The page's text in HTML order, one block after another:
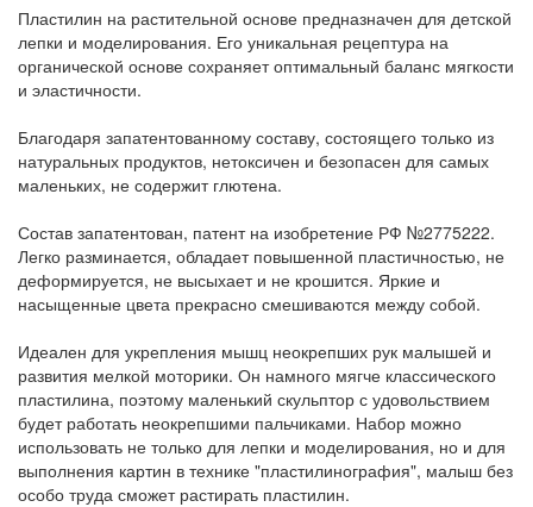
Пластилин на растительной основе предназначен для детской
лепки и моделирования. Его уникальная рецептура на
органической основе сохраняет оптимальный баланс мягкости
и эластичности.
Благодаря запатентованному составу, состоящего только из
натуральных продуктов, нетоксичен и безопасен для самых
маленьких, не содержит глютена.
Состав запатентован, патент на изобретение РФ №2775222.
Легко разминается, обладает повышенной пластичностью, не
деформируется, не высыхает и не крошится. Яркие и
насыщенные цвета прекрасно смешиваются между собой.
Идеален для укрепления мышц неокрепших рук малышей и
развития мелкой моторики. Он намного мягче классического
пластилина, поэтому маленький скульптор с удовольствием
будет работать неокрепшими пальчиками. Набор можно
использовать не только для лепки и моделирования, но и для
выполнения картин в технике "пластилинография", малыш без
особо труда сможет растирать пластилин.